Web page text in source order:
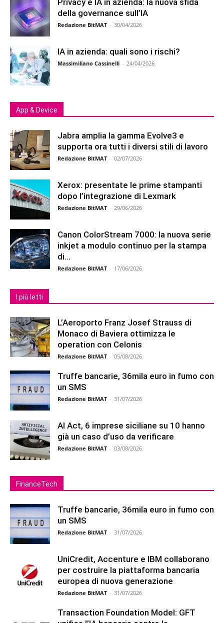
della governance sull’IA
Redazione BitMAT - 30/04/2026
IA in azienda: quali sono i rischi?
Massimiliano Cassinelli - 24/04/2026
App & Device
Jabra amplia la gamma Evolve3 e
supporta ora tutti i diversi stili di lavoro
Redazione BitMAT - 02/07/2026
Xerox: presentate le prime stampanti
dopo l’integrazione di Lexmark
Redazione BitMAT - 29/06/2026
Canon ColorStream 7000: la nuova serie
inkjet a modulo continuo per la stampa
di...
Redazione BitMAT - 17/06/2026
I più letti
L’Aeroporto Franz Josef Strauss di
Monaco di Baviera ottimizza le
operation con Celonis
Redazione BitMAT - 05/08/2026
Truffe bancarie, 36mila euro in fumo con
un SMS
Redazione BitMAT - 31/07/2026
AI Act, 6 imprese siciliane su 10 hanno
già un caso d’uso da verificare
Redazione BitMAT - 03/08/2026
FinanceTech
Truffe bancarie, 36mila euro in fumo con
un SMS
Redazione BitMAT - 31/07/2026
UniCredit, Accenture e IBM collaborano
per costruire la piattaforma bancaria
europea di nuova generazione
Redazione BitMAT - 31/07/2026
Transaction Foundation Model: GFT